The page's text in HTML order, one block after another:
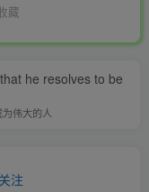
藏
he resolves to be
伟大的人
关注